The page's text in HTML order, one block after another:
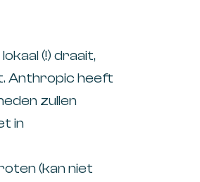
(!) draait,
Anthropic heeft
zullen
in
(kan niet